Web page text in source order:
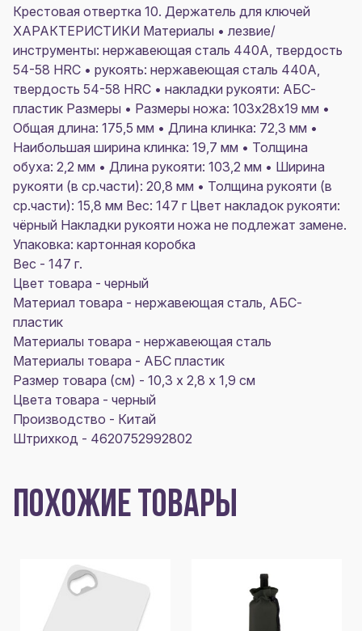
Крестовая отвертка 10. Держатель для ключей
ХАРАКТЕРИСТИКИ Материалы • лезвие/
инструменты: нержавеющая сталь 440A, твердость
54-58 HRC • рукоять: нержавеющая сталь 440A,
твердость 54-58 HRC • накладки рукояти: АБС-
пластик Размеры • Размеры ножа: 103х28х19 мм •
Общая длина: 175,5 мм • Длина клинка: 72,3 мм •
Наибольшая ширина клинка: 19,7 мм • Толщина
обуха: 2,2 мм • Длина рукояти: 103,2 мм • Ширина
рукояти (в ср.части): 20,8 мм • Толщина рукояти (в
ср.части): 15,8 мм Вес: 147 г Цвет накладок рукояти:
чёрный Накладки рукояти ножа не подлежат замене.
Упаковка: картонная коробка
Вес - 147 г.
Цвет товара - черный
Материал товара - нержавеющая сталь, АБС-
пластик
Материалы товара - нержавеющая cталь
Материалы товара - АБС пластик
Размер товара (см) - 10,3 х 2,8 х 1,9 см
Цвета товара - черный
Производство - Китай
Штрихкод - 4620752992802
ПОХОЖИЕ ТОВАРЫ